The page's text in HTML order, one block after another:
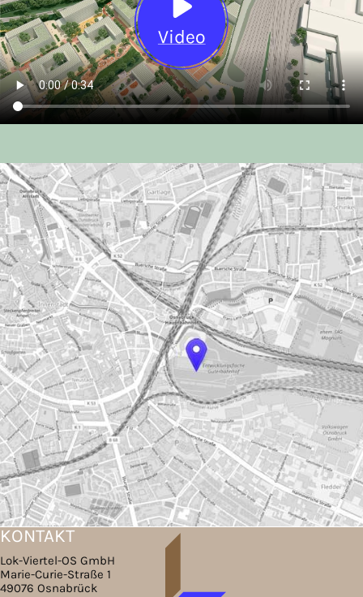
KONTAKT
Lok-Viertel-OS GmbH
Marie-Curie-Straße 1
49076 Osnabrück